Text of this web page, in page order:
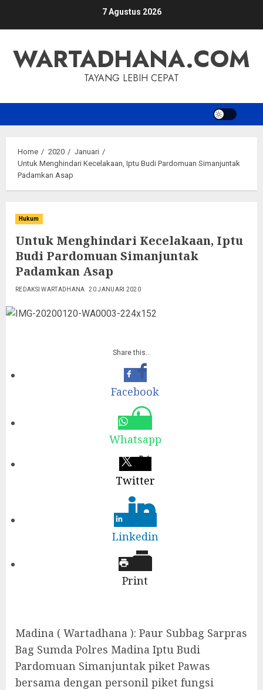
7 Agustus 2026
WARTADHANA.COM
TAYANG LEBIH CEPAT
Home 2020
Januari
Untuk Menghindari Kecelakaan, Iptu Budi Pardomuan Simanjuntak
Padamkan Asap
Hukum
Untuk Menghindari Kecelakaan, Iptu
Budi Pardomuan Simanjuntak
Padamkan Asap
REDAKSI WARTADHANA 20 JANUARI 2020
Share this…
Facebook
Whatsapp
Twitter
Linkedin
Print
Madina ( Wartadhana ): Paur Subbag Sarpras
Bag Sumda Polres Madina Iptu Budi
Pardomuan Simanjuntak piket Pawas
bersama dengan personil piket fungsi